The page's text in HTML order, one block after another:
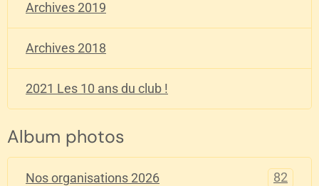
Archives 2019
Archives 2018
2021 Les 10 ans du club !
Album photos
Nos organisations 2026 82